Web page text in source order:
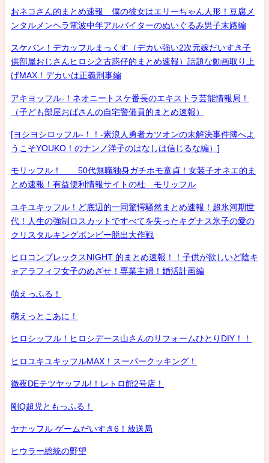
おネコさん的まとめ速報 僕の彼女はエリーちゃん人形！豆腐メ
ンタルメンヘラ電波中年アルバイターのぬいぐるみ男子末路編
スケバン！デカッフルまっくす（デカい強い2次元嫁だいすき子
供部屋おじさんヒロシ之古惑仔的まとめ速報）話題な動画取り上
げMAX！デカいは正義刑事編
アキヨッフル-！ネオニートスケ番長のエキストラ芸能情報局！
（子ども部屋おばさんの自宅警備員的まとめ速報）
[ヨシヨシロッフル-！！-素浪人勇者カツオンの未解決事件簿へよ
うこそYOUKO！のナンノ洋子のはなしは信じるな編）]
モリッフル！ 50代無職独身ガチホモ童貞！女装子オネエ的ま
とめ速報！有益便利情報サイトの杜 モリッフル
ユキユキッフル！ど底辺的一同驚愕騒然まとめ速報！超氷河期世
代！人生の強制ロスカットですべてを失ったキグナス氷子の愛の
クリスタルキングボンビー脱出大作戦
ヒロコンプレックスNIGHT 的まとめ速報！！子供が欲しいど陰キ
ャアラフィフ女子のめざせ！専業主婦！婚活計画編
萌えっふる！
萌えっとこあに！
ヒロシッフル！ヒロシデース山さんのリフォームひとりDIY！！
ヒロユキユキッフルMAX！スーパークッキング！
徹夜DEテツヤッフル!！レトロ館2号店！
剛Q超児ともっふる！
ヤナッフル ゲームだいすき6！放送局
ヒウラー総統の野望